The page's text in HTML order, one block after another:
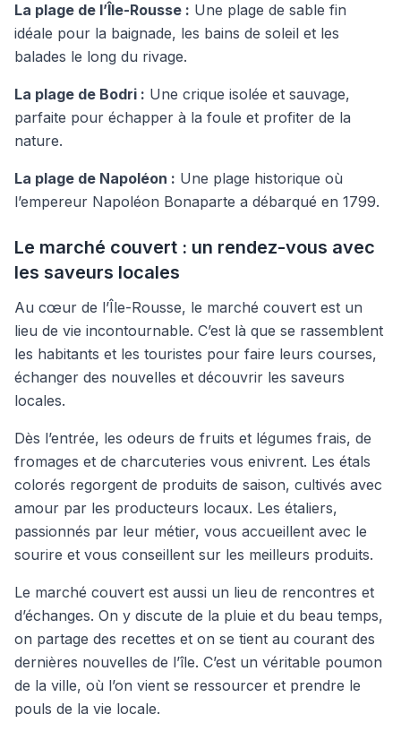
La plage de l’Île-Rousse : Une plage de sable fin
idéale pour la baignade, les bains de soleil et les
balades le long du rivage.
La plage de Bodri : Une crique isolée et sauvage,
parfaite pour échapper à la foule et profiter de la
nature.
La plage de Napoléon : Une plage historique où
l’empereur Napoléon Bonaparte a débarqué en 1799.
Le marché couvert : un rendez-vous avec
les saveurs locales
Au cœur de l’Île-Rousse, le marché couvert est un
lieu de vie incontournable. C’est là que se rassemblent
les habitants et les touristes pour faire leurs courses,
échanger des nouvelles et découvrir les saveurs
locales.
Dès l’entrée, les odeurs de fruits et légumes frais, de
fromages et de charcuteries vous enivrent. Les étals
colorés regorgent de produits de saison, cultivés avec
amour par les producteurs locaux. Les étaliers,
passionnés par leur métier, vous accueillent avec le
sourire et vous conseillent sur les meilleurs produits.
Le marché couvert est aussi un lieu de rencontres et
d’échanges. On y discute de la pluie et du beau temps,
on partage des recettes et on se tient au courant des
dernières nouvelles de l’île. C’est un véritable poumon
de la ville, où l’on vient se ressourcer et prendre le
pouls de la vie locale.